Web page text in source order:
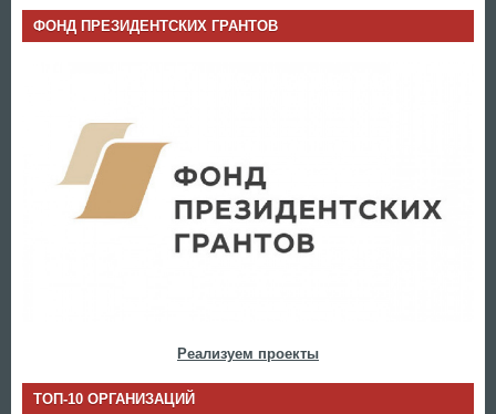
ФОНД ПРЕЗИДЕНТСКИХ ГРАНТОВ
Реализуем проекты
ТОП-10 ОРГАНИЗАЦИЙ